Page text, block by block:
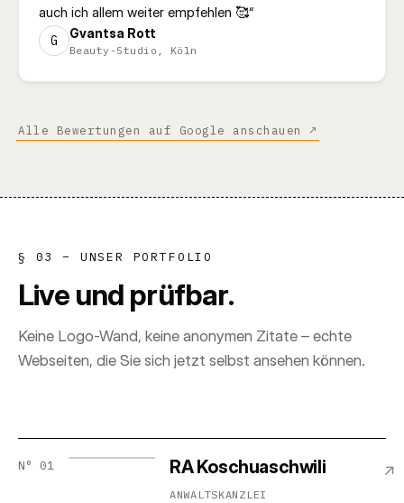
auch ich allem weiter empfehlen 🥰“
G Gvantsa Rott
Beauty-Studio, Köln
Alle Bewertungen auf Google anschauen ↗
§ 03 – UNSER PORTFOLIO
Live und prüfbar.
Keine Logo-Wand, keine anonymen Zitate – echte
Webseiten, die Sie sich jetzt selbst ansehen können.
N° 01 RA Koschuaschwili
ANWALTSKANZLEI
↗